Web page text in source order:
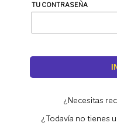
TU CONTRASEÑA
¿Necesitas
¿Todavía no tienes